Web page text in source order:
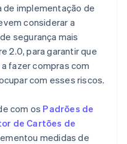
implementação de
considerar a
segurança mais
2.0, para garantir que
fazer compras com
com esses riscos.
com os Padrões de
de Cartões de
medidas de